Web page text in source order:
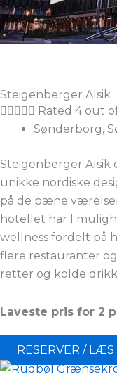
Steigenberger Alsik
 Rated 4 out
Sønderborg,
Steigenberger
unikke nordiske
på de pæne
hotellet har I
wellness fordelt på
flere restauranter
retter og kolde
Laveste pris for 2
RESERVER / LÆS